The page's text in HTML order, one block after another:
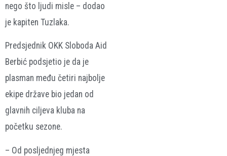
nego što ljudi misle – dodao
je kapiten Tuzlaka.
Predsjednik OKK Sloboda Aid
Berbić podsjetio je da je
plasman među četiri najbolje
ekipe države bio jedan od
glavnih ciljeva kluba na
početku sezone.
– Od posljednjeg mjesta